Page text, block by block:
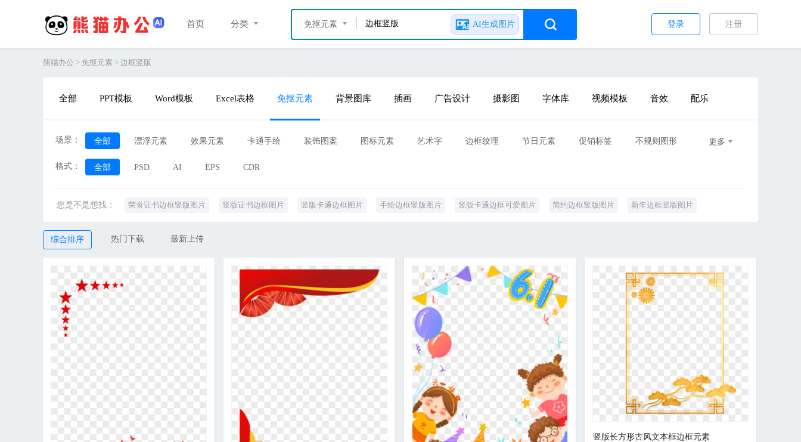
首页 分类 免抠元素 AI生成图片 注册
登录
熊猫办公 > 免抠元素 > 边框竖版
全部 PPT模板 Word模板 Excel表格 免抠元素 背景图库 插画 广告设计 摄影图 字体库 视频模板 音效 配乐
场景： 全部 漂浮元素 效果元素 卡通手绘 装饰图案 图标元素 艺术字 边框纹理 节日元素 促销标签 不规则图形
3D素材 PPT元素 产品实物 数字艺术
更多
格式： 全部 PSD AI EPS CDR
您是不是想找： 荣誉证书边框竖版图片 竖版证书边框图片 竖版卡通边框图片 手绘边框竖版图片 竖版卡通边框可爱图片 简约边框竖版图片 新年边框竖版图片
综合排序
热门下载 最新上传
竖版长方形古风文本框边框元素